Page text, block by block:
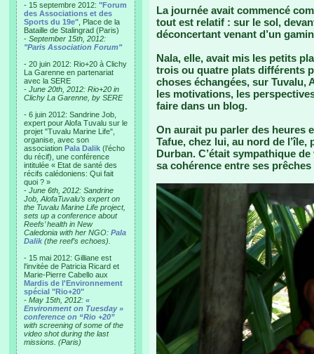
- 15 septembre 2012: "Forum
des Associations et des
Sports du 19e" , Place de la
Bataille de Stalingrad (Paris)
- September 15th, 2012:
"Paris Association Forum"
- 20 juin 2012: Rio+20 à Clichy
La Garenne en partenariat
avec la SERE
- June 20th, 2012: Rio+20 in
Clichy La Garenne, by SERE
- 6 juin 2012: Sandrine Job,
expert pour Alofa Tuvalu sur le
projet "Tuvalu Marine Life",
organise, avec son
association Pala Dalik (l’écho
du récif), une conférence
intitulée « Etat de santé des
récifs calédoniens: Qui fait
quoi ? »
- June 6th, 2012: Sandrine
Job, AlofaTuvalu’s expert on
the Tuvalu Marine Life project,
sets up a conference about
Reefs’ health in New
Caledonia with her NGO: Pala
Dalik (the reef’s echoes).
- 15 mai 2012: Gilliane est
l'invitée de Patricia Ricard et
Marie-Pierre Cabello aux
Mardis de l'Environnement
spécial "Rio+20"
- May 15th, 2012: «
Environment on Tuesday »
conference on “Rio +20”
with screening of some of the
video shot during the last
missions. (Paris)
La journée avait commencé
tout est relatif : sur le sol,
déconcertant venant d’un
Nala, elle, avait mis les petits
trois ou quatre plats différents
choses échangées, sur Tuvalu,
les motivations, les
faire dans un blog.
On aurait pu parler des heures
Tafue, chez lui, au nord de
Durban. C’était sympathique
sa cohérence entre ses prêches